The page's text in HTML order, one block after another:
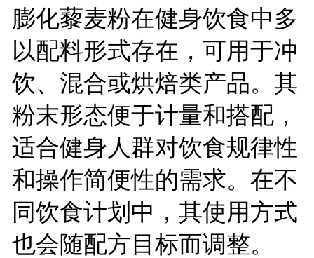
膨化藜麦粉在健身饮食中多
以配料形式存在，可用于冲
饮、混合或烘焙类产品。其
粉末形态便于计量和搭配，
适合健身人群对饮食规律性
和操作简便性的需求。在不
同饮食计划中，其使用方式
也会随配方目标而调整。